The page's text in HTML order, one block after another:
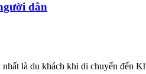
dân
là du khách khi di chuyển